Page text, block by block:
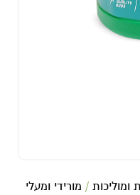
ומוליכות / מורידי ומעלי